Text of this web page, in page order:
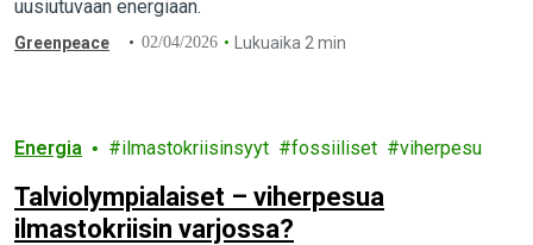
uusiutuvaan energiaan.
Greenpeace 02/04/2026 Lukuaika 2 min
Energia ilmastokriisinsyyt fossiiliset viherpesu
Talviolympialaiset – viherpesua
ilmastokriisin varjossa?